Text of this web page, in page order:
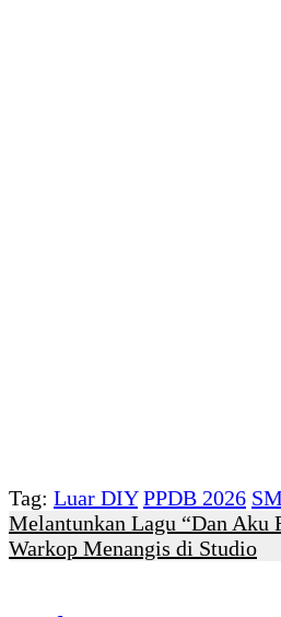
Tag: Luar DIY PPDB 2026
Melantunkan Lagu “Dan Aku
Warkop Menangis di Studio